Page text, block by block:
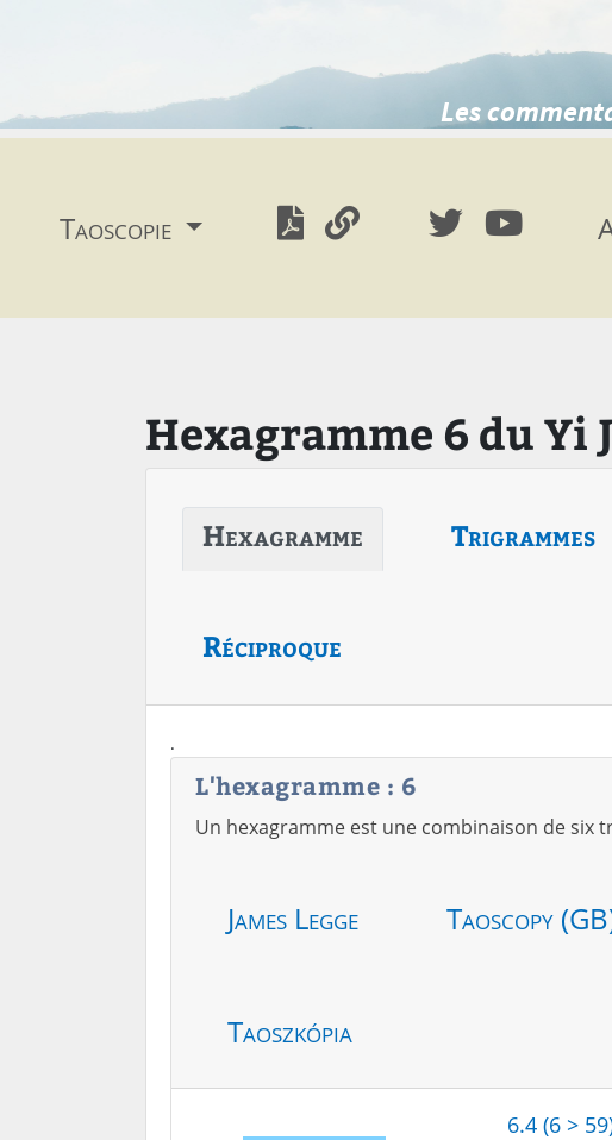
Les
Taoscopie
Hexagramme 6 du Yi
Hexagramme Trigrammes
Réciproque
.
L'hexagramme : 6
Un hexagramme est une combinaison de six
James Legge Taoscopy
Taoszkópia
6.4 (6 >